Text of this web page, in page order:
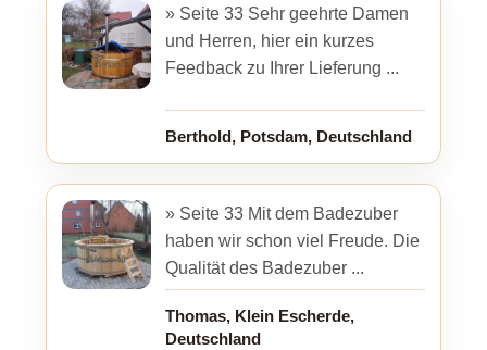
» Seite 33 Sehr geehrte Damen
und Herren, hier ein kurzes
Feedback zu Ihrer Lieferung ...
Berthold, Potsdam, Deutschland
» Seite 33 Mit dem Badezuber
haben wir schon viel Freude. Die
Qualität des Badezuber ...
Thomas, Klein Escherde,
Deutschland